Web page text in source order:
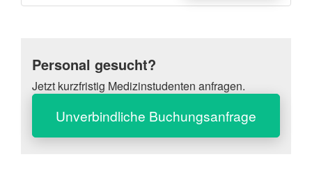
Personal gesucht?
Jetzt kurzfristig Medizinstudenten anfragen.
Unverbindliche Buchungsanfrage